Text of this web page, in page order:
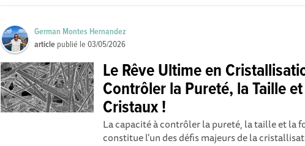
German Montes Hernandez
article publié le03/05/2026
Le Rêve Ultime en
Contrôler la Pureté, la Taille
Cristaux !
La capacité à contrôler la pureté, la taille et la
constitue l'un des défis majeurs de la